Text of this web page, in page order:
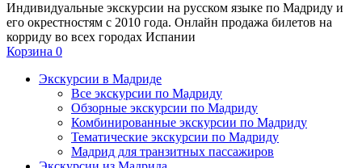
Индивидуальные экскурсии на русском языке по Мадриду и
его окрестностям с 2010 года. Онлайн продажа билетов на
корриду во всех городах Испании
Корзина 0
Экскурсии в Мадриде
Все экскурсии по Мадриду
Обзорные экскурсии по Мадриду
Комбинированные экскурсии по Мадриду
Тематические экскурсии по Мадриду
Мадрид для транзитных пассажиров